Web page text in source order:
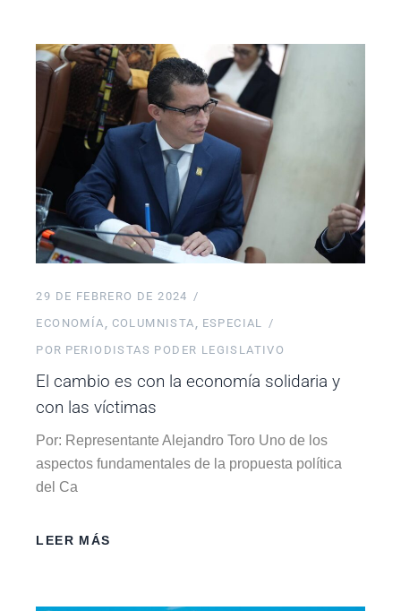
29 DE FEBRERO DE 2024
ECONOMÍA
COLUMNISTA
ESPECIAL
POR PERIODISTAS PODER LEGISLATIVO
El cambio es con la economía solidaria y
con las víctimas
Por: Representante Alejandro Toro Uno de los
aspectos fundamentales de la propuesta política
del Ca
LEER MÁS